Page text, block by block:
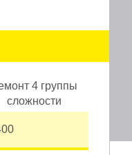
4 группы
сложности